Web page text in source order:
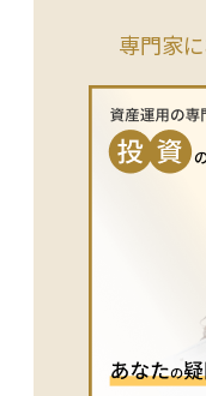
実に受け取るため
を提出することが
たしていない場合
対象外となること
の保障が確実に機
ことが大切です。
専門家